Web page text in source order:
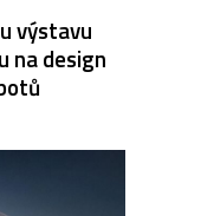
výstavu
na design